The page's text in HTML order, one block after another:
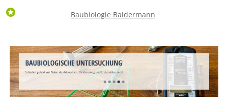
Baubiologie Baldermann